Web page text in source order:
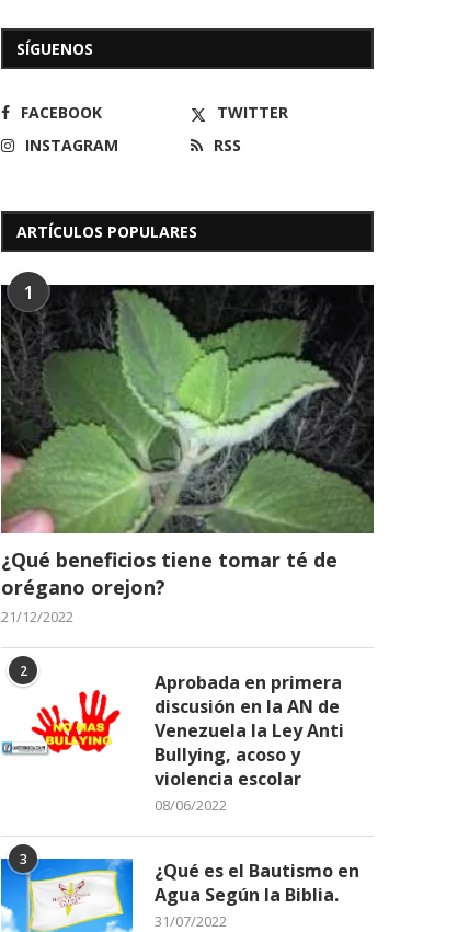
SÍGUENOS
FACEBOOK
TWITTER
INSTAGRAM
RSS
ARTÍCULOS POPULARES
1
¿Qué beneficios tiene tomar té de
orégano orejon?
21/12/2022
2
Aprobada en primera
discusión en la AN de
Venezuela la Ley Anti
Bullying, acoso y
violencia escolar
08/06/2022
3
¿Qué es el Bautismo en
Agua Según la Biblia.
31/07/2022